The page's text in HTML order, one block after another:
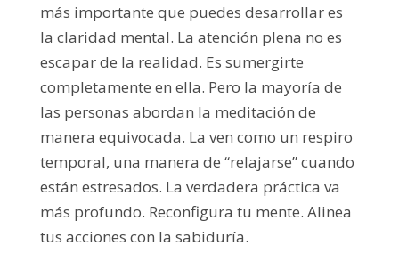
más importante que puedes desarrollar es
la claridad mental. La atención plena no es
escapar de la realidad. Es sumergirte
completamente en ella. Pero la mayoría de
las personas abordan la meditación de
manera equivocada. La ven como un respiro
temporal, una manera de “relajarse” cuando
están estresados. La verdadera práctica va
más profundo. Reconfigura tu mente. Alinea
tus acciones con la sabiduría.